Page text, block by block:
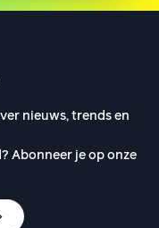
nieuws, trends en
Abonneer je op onze